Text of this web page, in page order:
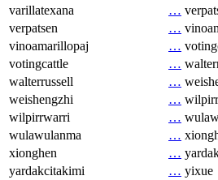
varillatexana
…
verpatsen
…
vinoamarillopaj
…
votingcattle
…
walterrussell
…
weishengzhi
…
wilpirrwarri
…
wulawulanma
…
xionghen
…
yardakcitakimi
… yixue